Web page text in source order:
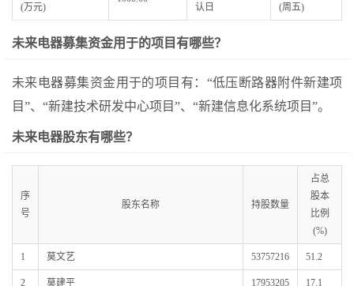
(万元) 认日 (周五)
未来电器募集资金用于的项目有哪些？
未来电器募集资金用于的项目有：“低压断路器附件新建项
目”、“新建技术研发中心项目”、“新建信息化系统项目”。
未来电器股东有哪些？
序
号
股东名称 持股数量
占总
股本
比例
(%)
1 莫文艺 53757216 51.2
2 莫建平 17953205 17.1